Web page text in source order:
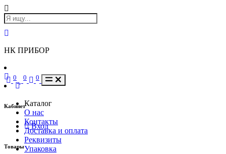
НК ПРИБОР
Кабинет
Вход
Товары
0 0 0
Каталог
О нас
Контакты
Доставка и оплата
Реквизиты
Упаковка